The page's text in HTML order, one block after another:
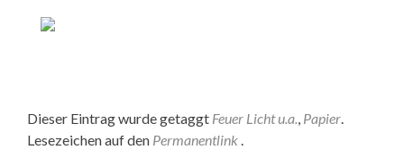
Dieser Eintrag wurde getaggt Feuer Licht u.a., Papier.
Lesezeichen auf den Permanentlink .